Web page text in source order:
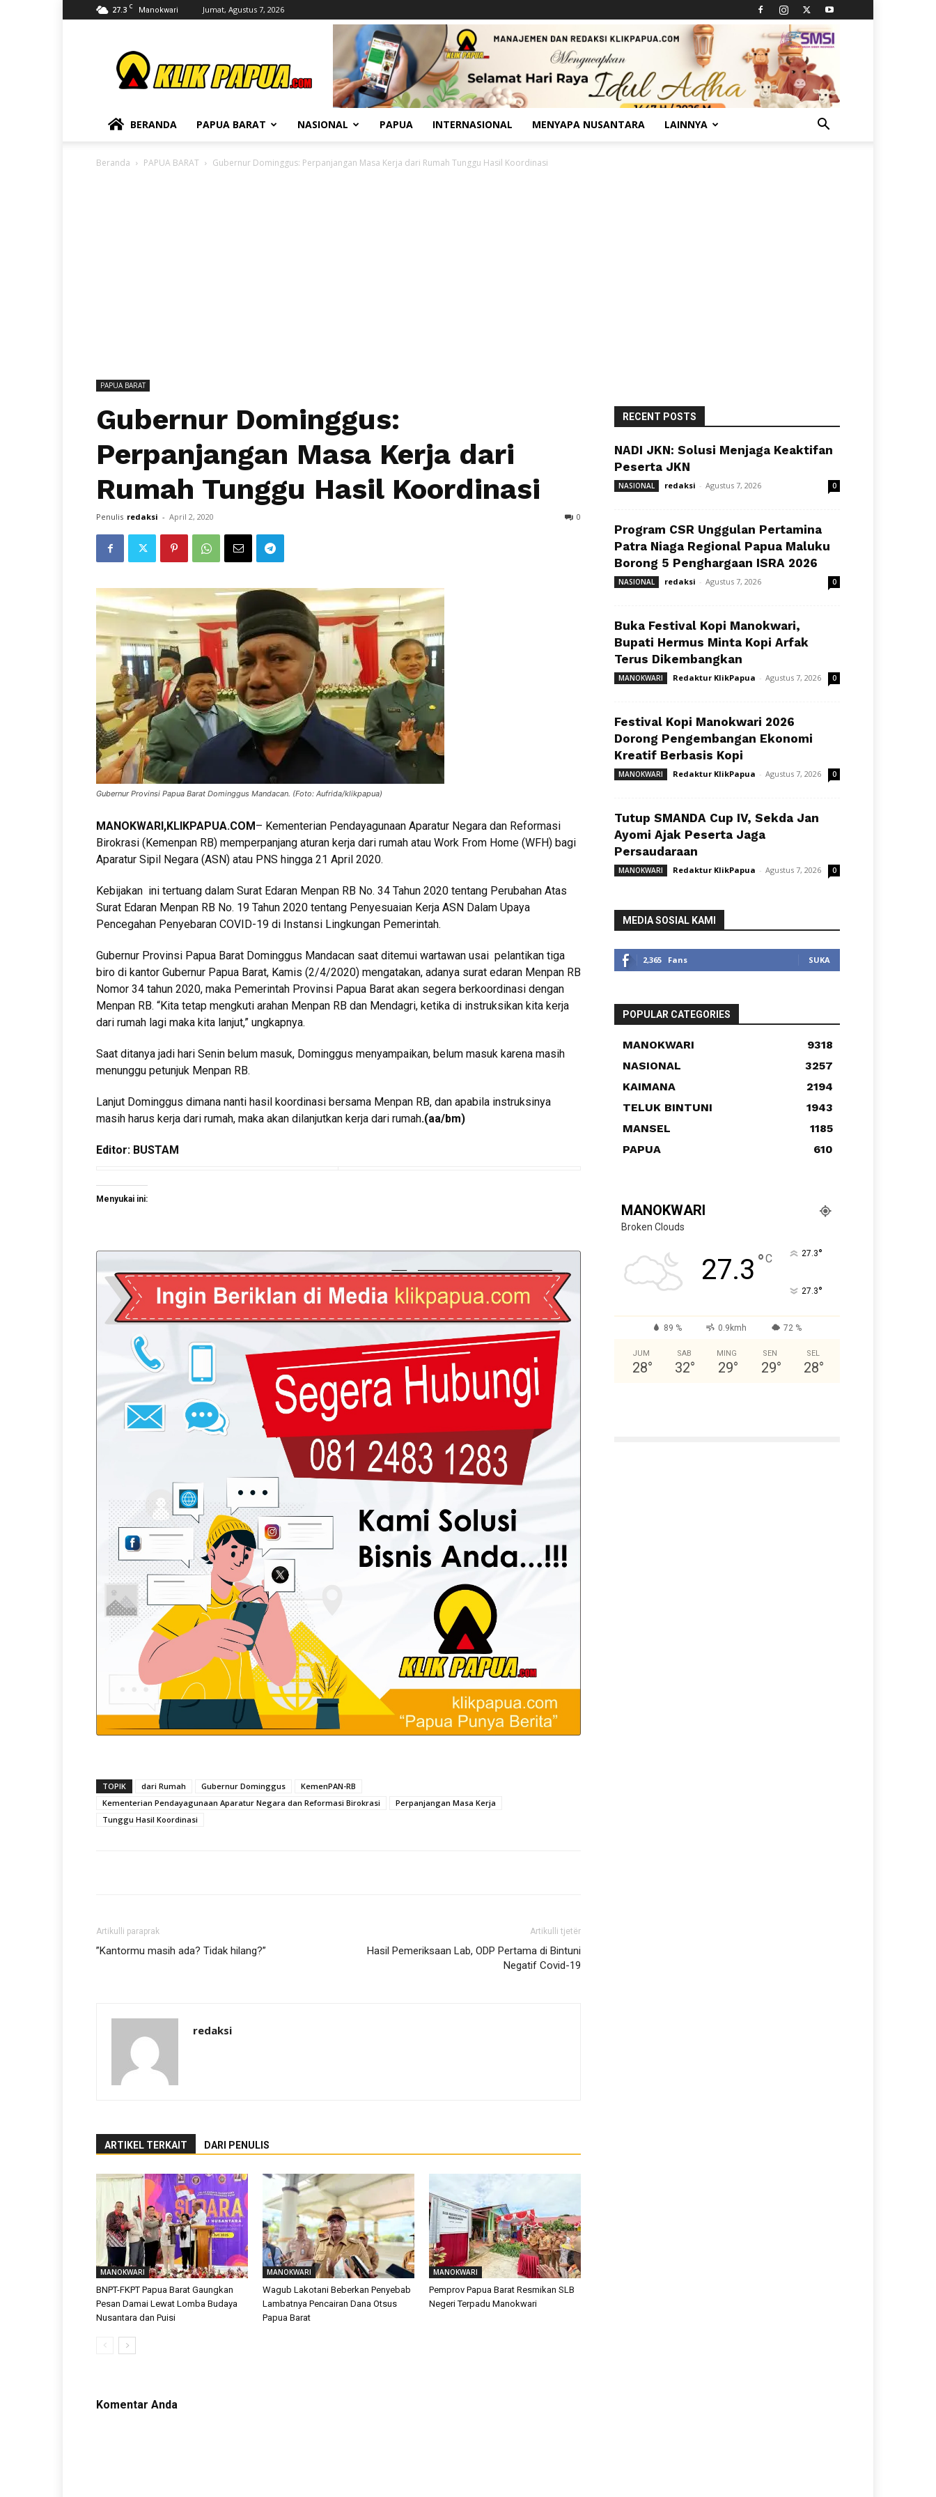
27.3 C Manokwari Jumat, Agustus 7, 2026
BERANDA PAPUA BARAT NASIONAL PAPUA INTERNASIONAL MENYAPA NUSANTARA LAINNYA
Beranda PAPUA BARAT Gubernur Dominggus: Perpanjangan Masa Kerja dari Rumah Tunggu Hasil Koordinasi
PAPUA BARAT
Gubernur Dominggus:
Perpanjangan Masa Kerja dari
Rumah Tunggu Hasil Koordinasi
Penulis redaksi - April 2, 2020 0
Gubernur Provinsi Papua Barat Dominggus Mandacan. (Foto: Aufrida/klikpapua)
MANOKWARI,KLIKPAPUA.COM– Kementerian Pendayagunaan Aparatur Negara dan Reformasi
Birokrasi (Kemenpan RB) memperpanjang aturan kerja dari rumah atau Work From Home (WFH) bagi
Aparatur Sipil Negara (ASN) atau PNS hingga 21 April 2020.
Kebijakan ini tertuang dalam Surat Edaran Menpan RB No. 34 Tahun 2020 tentang Perubahan Atas
Surat Edaran Menpan RB No. 19 Tahun 2020 tentang Penyesuaian Kerja ASN Dalam Upaya
Pencegahan Penyebaran COVID-19 di Instansi Lingkungan Pemerintah.
Gubernur Provinsi Papua Barat Dominggus Mandacan saat ditemui wartawan usai pelantikan tiga
biro di kantor Gubernur Papua Barat, Kamis (2/4/2020) mengatakan, adanya surat edaran Menpan RB
Nomor 34 tahun 2020, maka Pemerintah Provinsi Papua Barat akan segera berkoordinasi dengan
Menpan RB. “Kita tetap mengkuti arahan Menpan RB dan Mendagri, ketika di instruksikan kita kerja
dari rumah lagi maka kita lanjut,” ungkapnya.
Saat ditanya jadi hari Senin belum masuk, Dominggus menyampaikan, belum masuk karena masih
menunggu petunjuk Menpan RB.
Lanjut Dominggus dimana nanti hasil koordinasi bersama Menpan RB, dan apabila instruksinya
masih harus kerja dari rumah, maka akan dilanjutkan kerja dari rumah.(aa/bm)
Editor: BUSTAM
Menyukai ini:
TOPIK dari Rumah Gubernur Dominggus
KemenPAN-RB
Kementerian Pendayagunaan Aparatur Negara dan Reformasi Birokrasi
Perpanjangan Masa Kerja
Tunggu Hasil Koordinasi
Artikulli paraprak
”Kantormu masih ada? Tidak hilang?”
Artikulli tjetër
Hasil Pemeriksaan Lab, ODP Pertama di Bintuni
Negatif Covid-19
redaksi
ARTIKEL TERKAIT DARI PENULIS
MANOKWARI
BNPT-FKPT Papua Barat Gaungkan
Pesan Damai Lewat Lomba Budaya
Nusantara dan Puisi
MANOKWARI
Wagub Lakotani Beberkan Penyebab
Lambatnya Pencairan Dana Otsus
Papua Barat
MANOKWARI
Pemprov Papua Barat Resmikan SLB
Negeri Terpadu Manokwari
Komentar Anda
RECENT POSTS
NADI JKN: Solusi Menjaga Keaktifan
Peserta JKN
NASIONAL redaksi - Agustus 7, 2026 0
Program CSR Unggulan Pertamina
Patra Niaga Regional Papua Maluku
Borong 5 Penghargaan ISRA 2026
NASIONAL redaksi - Agustus 7, 2026 0
Buka Festival Kopi Manokwari,
Bupati Hermus Minta Kopi Arfak
Terus Dikembangkan
MANOKWARI Redaktur KlikPapua - Agustus 7, 2026 0
Festival Kopi Manokwari 2026
Dorong Pengembangan Ekonomi
Kreatif Berbasis Kopi
MANOKWARI Redaktur KlikPapua - Agustus 7, 2026 0
Tutup SMANDA Cup IV, Sekda Jan
Ayomi Ajak Peserta Jaga
Persaudaraan
MANOKWARI Redaktur KlikPapua - Agustus 7, 2026 0
MEDIA SOSIAL KAMI
2,365 Fans SUKA
POPULAR CATEGORIES
MANOKWARI
9318
NASIONAL
3257
KAIMANA
2194
TELUK BINTUNI
1943
MANSEL
1185
PAPUA
610
MANOKWARI
Broken Clouds
27.3 °C 27.3°
27.3°
89 % 0.9kmh 72 %
JUM
28°
SAB
32°
MING
29°
SEN
29°
SEL
28°